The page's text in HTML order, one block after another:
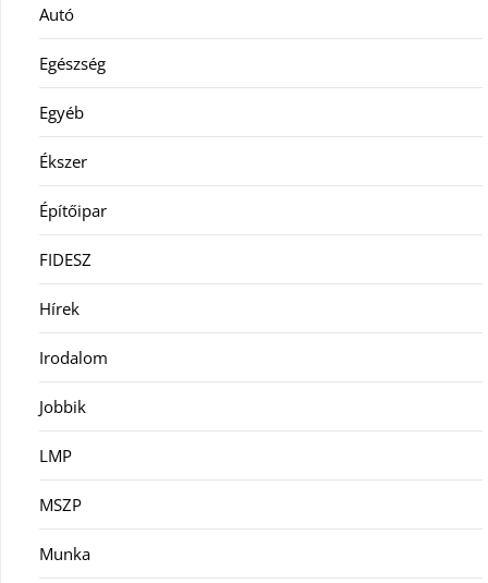
Autó
Egészség
Egyéb
Ékszer
Építőipar
FIDESZ
Hírek
Irodalom
Jobbik
LMP
MSZP
Munka